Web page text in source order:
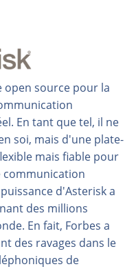
open source pour la
En tant que tel, il ne
soi, mais d'une plate-
mais fiable pour
communication
d'Asterisk a
des millions
En fait, Forbes a
des ravages dans le
de